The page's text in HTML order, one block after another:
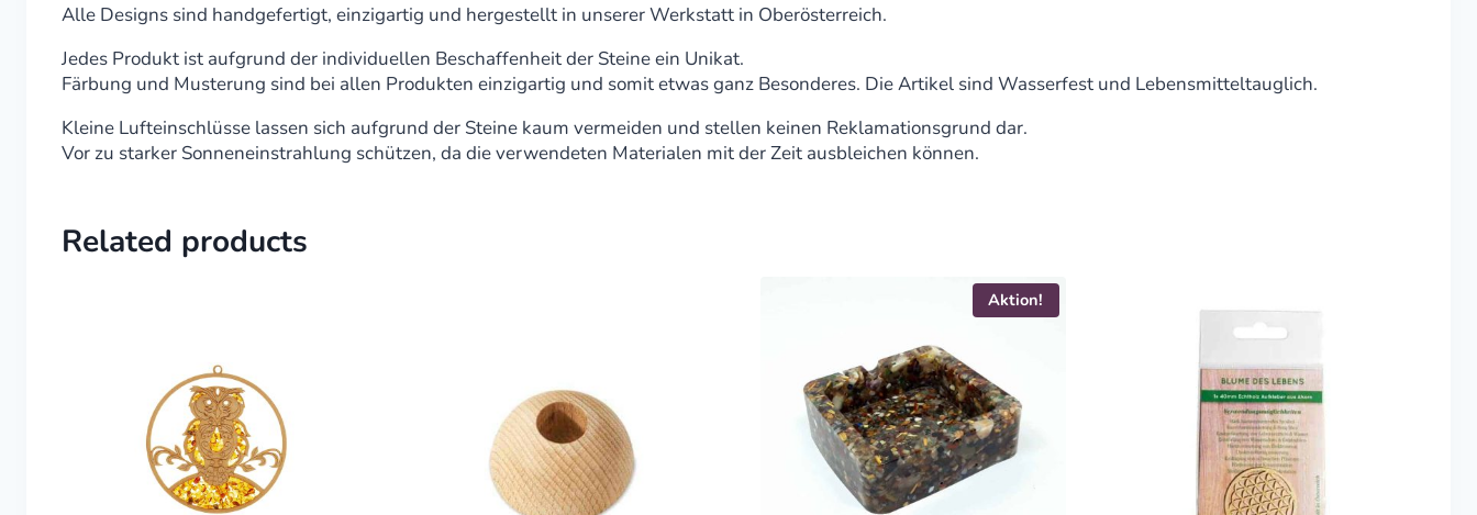
Alle Designs sind handgefertigt, einzigartig und hergestellt in unserer Werkstatt in Oberösterreich.
Jedes Produkt ist aufgrund der individuellen Beschaffenheit der Steine ein Unikat.
Färbung und Musterung sind bei allen Produkten einzigartig und somit etwas ganz Besonderes. Die Artikel sind Wasserfest und Lebensmitteltauglich.
Kleine Lufteinschlüsse lassen sich aufgrund der Steine kaum vermeiden und stellen keinen Reklamationsgrund dar.
Vor zu starker Sonneneinstrahlung schützen, da die verwendeten Materialen mit der Zeit ausbleichen können.
Related products
Aktion!